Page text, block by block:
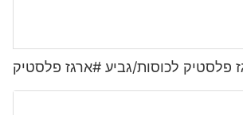
פלסטיק לכוסות/גביע #ארגז פלסטיק